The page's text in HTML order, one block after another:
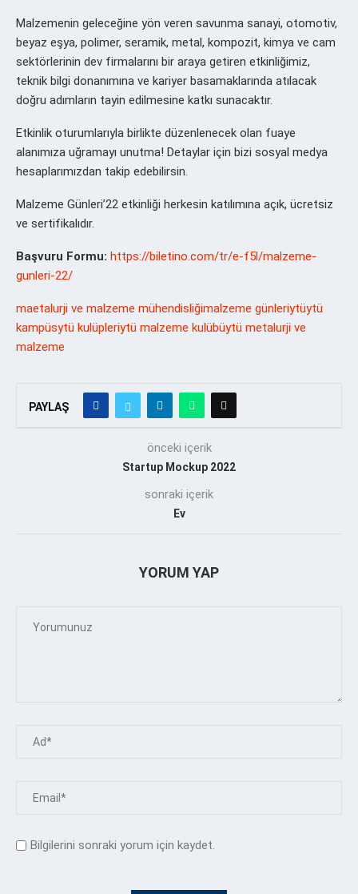
Malzemenin geleceğine yön veren savunma sanayi, otomotiv,
beyaz eşya, polimer, seramik, metal, kompozit, kimya ve cam
sektörlerinin dev firmalarını bir araya getiren etkinliğimiz,
teknik bilgi donanımına ve kariyer basamaklarında atılacak
doğru adımların tayin edilmesine katkı sunacaktır.
Etkinlik oturumlarıyla birlikte düzenlenecek olan fuaye
alanımıza uğramayı unutma! Detaylar için bizi sosyal medya
hesaplarımızdan takip edebilirsin.
Malzeme Günleri’22 etkinliği herkesin katılımına açık, ücretsiz
ve sertifikalıdır.
Başvuru Formu: https://biletino.com/tr/e-f5l/malzeme-
gunleri-22/
maetalurji ve malzeme mühendisliğimalzeme günleriytüytü
kampüsytü kulüpleriytü malzeme kulübüytü metalurji ve
malzeme
PAYLAŞ
önceki içerik
Startup Mockup 2022
sonraki içerik
Ev
YORUM YAP
Bilgilerini sonraki yorum için kaydet.